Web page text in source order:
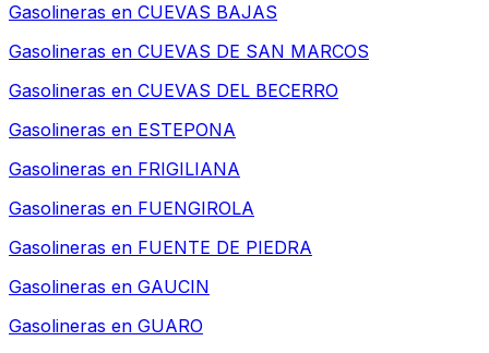
Gasolineras en CUEVAS BAJAS
Gasolineras en CUEVAS DE SAN MARCOS
Gasolineras en CUEVAS DEL BECERRO
Gasolineras en ESTEPONA
Gasolineras en FRIGILIANA
Gasolineras en FUENGIROLA
Gasolineras en FUENTE DE PIEDRA
Gasolineras en GAUCIN
Gasolineras en GUARO